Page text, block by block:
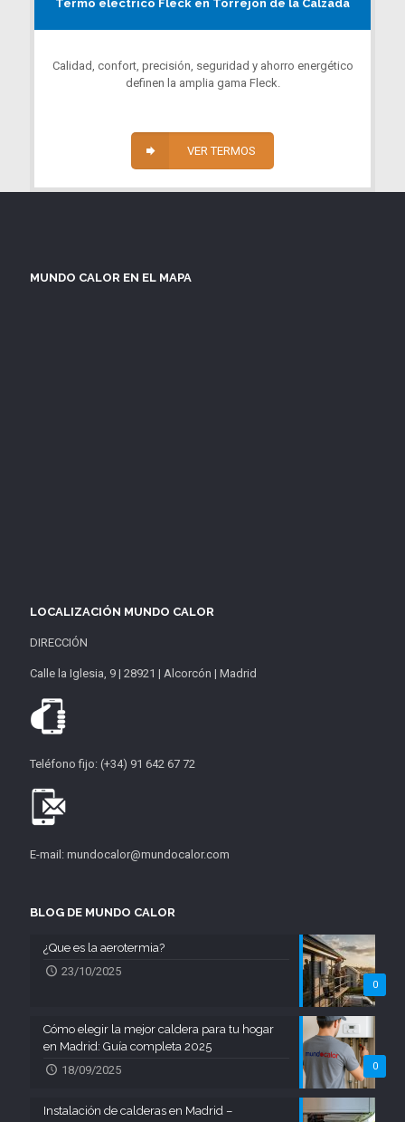
Termo eléctrico Fleck en Torrejón de la Calzada
Calidad, confort, precisión, seguridad y ahorro energético
definen la amplia gama Fleck.
VER TERMOS
MUNDO CALOR EN EL MAPA
LOCALIZACIÓN MUNDO CALOR
DIRECCIÓN
Calle la Iglesia, 9 | 28921 | Alcorcón | Madrid
Teléfono fijo: (+34) 91 642 67 72
E-mail: mundocalor@mundocalor.com
BLOG DE MUNDO CALOR
0
¿Que es la aerotermia?
23/10/2025
0
Cómo elegir la mejor caldera para tu hogar
en Madrid: Guía completa 2025
18/09/2025
Instalación de calderas en Madrid –